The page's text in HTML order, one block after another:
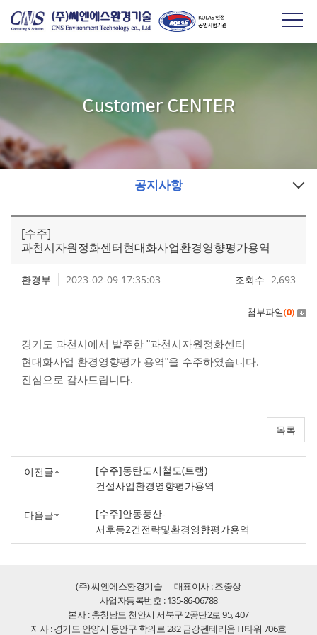
Customer CENTER
공지사항
[수주]
과천시자원정화센터현대화사업환경영향평가용역
환경부 2023-02-09 17:35:03 조회수 2,693
첨부파일(0)
경기도 과천시에서 발주한 "과천시자원정화센터
현대화사업 환경영향평가 용역"을 수주하였습니다.
진심으로 감사드립니다.
목록
이전글
[수주]동탄도시철도(트램)
건설사업환경영향평가용역
다음글
[수주]안동풍산-
서후등2건전략및환경영향평가용역
(주) 씨엔에스환경기술
대표이사 : 조중상
사업자등록번호 : 135-86-06788
본사 : 충청남도 천안시 서북구 2공단2로 95, 407
지사 : 경기도 안양시 동안구 학의로 282 금강펜테리움 IT타워 706호